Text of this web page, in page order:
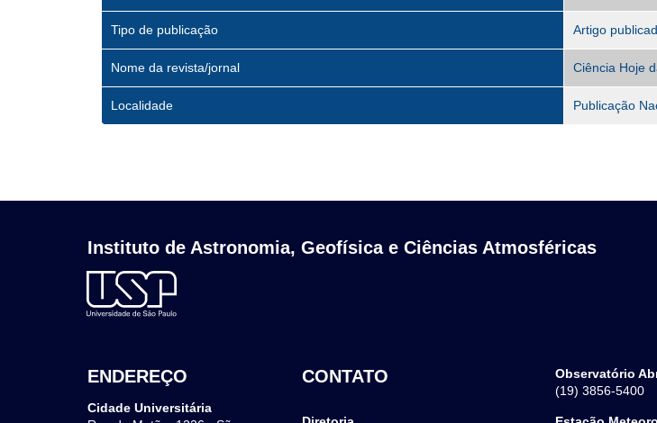
Tipo de publicação Artigo
Nome da revista/jornal Ciência Hoje
Localidade Publicação
Instituto de Astronomia, Geofísica e Ciências Atmosféricas
ENDEREÇO
Cidade Universitária
CONTATO
Observatório
(19) 3856-5400